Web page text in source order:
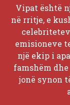
Vipat është
në rritje, e
emisioneve
një ekip i
famshëm
jonë synon